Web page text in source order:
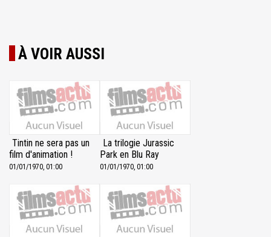
À VOIR AUSSI
Tintin ne sera pas un
film d'animation !
01/01/1970, 01:00
La trilogie Jurassic
Park en Blu Ray
01/01/1970, 01:00